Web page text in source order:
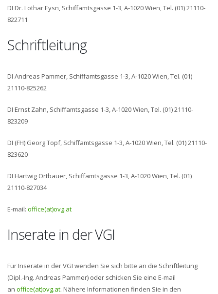
DI Dr. Lothar Eysn, Schiffamtsgasse 1-3, A-1020 Wien, Tel. (01) 21110-
822711
Schriftleitung
DI Andreas Pammer, Schiffamtsgasse 1-3, A-1020 Wien, Tel. (01)
21110-825262
DI Ernst Zahn, Schiffamtsgasse 1-3, A-1020 Wien, Tel. (01) 21110-
823209
DI (FH) Georg Topf, Schiffamtsgasse 1-3, A-1020 Wien, Tel. (01) 21110-
823620
DI Hartwig Ortbauer, Schiffamtsgasse 1-3, A-1020 Wien, Tel. (01)
21110-827034
E-mail: office(at)ovg.at
Inserate in der VGI
Für Inserate in der VGI wenden Sie sich bitte an die Schriftleitung
(Dipl.-Ing. Andreas Pammer) oder schicken Sie eine E-mail
an office(at)ovg.at. Nähere Informationen finden Sie in den